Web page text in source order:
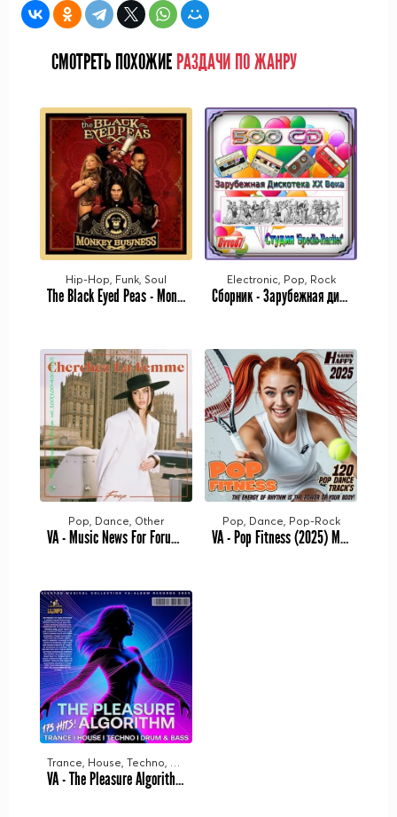
СМОТРЕТЬ ПОХОЖИЕ РАЗДАЧИ ПО ЖАНРУ
Hip-Hop, Funk, Soul
The Black Eyed Peas - Monkey Business [20th Anniversary Edition] (2005/2025) MP3
Electronic, Pop, Rock
Сборник - Зарубежная дискотека ХХ века. Студия «Spedis-Raritet» [401-450 CD] (2025) MP3 от Ovvod7
Pop, Dance, Other
VA - Music News For Forum vol.100 (2025) MP3
Pop, Dance, Pop-Rock
VA - Pop Fitness (2025) MP3
VA - The Pleasure Algorithm (2025) MP3